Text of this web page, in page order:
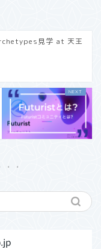
見学 at 天王